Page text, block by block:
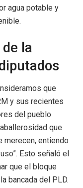
agua potable y
la
que
y sus recientes
del pueblo
que
merecen, entiendo
Esto señaló el
que el bloque
bancada del PLD.